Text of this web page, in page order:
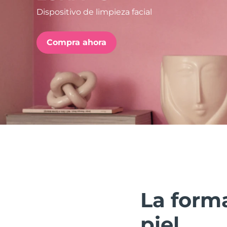
Dispositivo de limpieza facial
Compra ahora
La
issa™ Teeth Whitening Set
FAQ™ Dual LED Panel
POPULAR